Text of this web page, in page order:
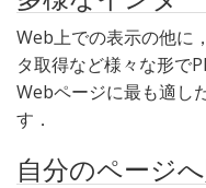
Web上での表示の他に
タ取得など様々な形で
Webページに最も適し
す．
自分のページ